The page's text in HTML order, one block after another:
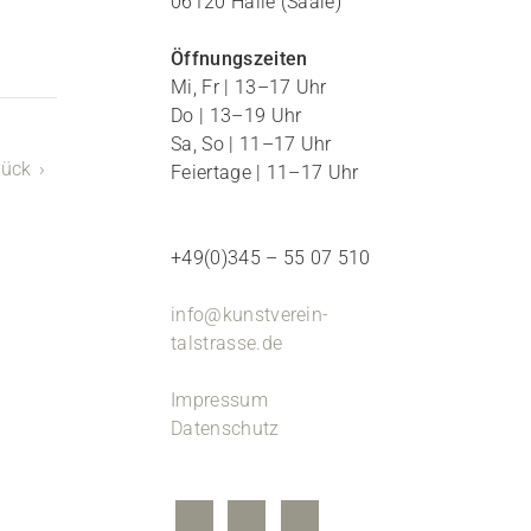
Öffnungszeiten
Mi, Fr | 13–17 Uhr
Do | 13–19 Uhr
Sa, So | 11–17 Uhr
Feiertage | 11–17 Uhr
+49(0)345 – 55 07 510
info@kunstverein-
talstrasse.de
Impressum
Datenschutz